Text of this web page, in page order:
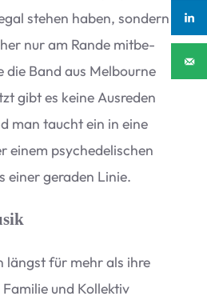
ste­hen haben, son­dern
nur am Rande mit­be­
die Band aus Mel­bourne
gibt es keine Aus­re­den
man taucht ein in eine
einem psy­che­de­li­schen
einer gera­den Linie.
längst für mehr als ihre
und Kol­lek­tiv